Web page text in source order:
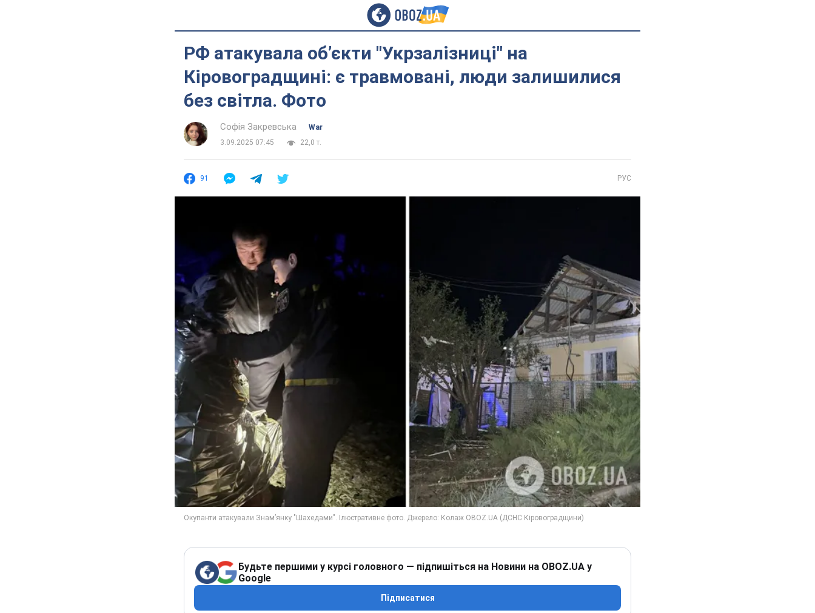
РФ атакувала обʼєкти "Укрзалізниці" на
Кіровоградщині: є травмовані, люди залишилися
без світла. Фото
Софія Закревська
War
3.09.2025 07:45
22,0 т.
91 РУС
Будьте першими у курсі головного — підпишіться на Новини на OBOZ.UA у
Google
Підписатися